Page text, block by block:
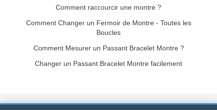
Comment raccourcir une montre ?
Comment Changer un Fermoir de Montre - Toutes les
Boucles
Comment Mesurer un Passant Bracelet Montre ?
Changer un Passant Bracelet Montre facilement